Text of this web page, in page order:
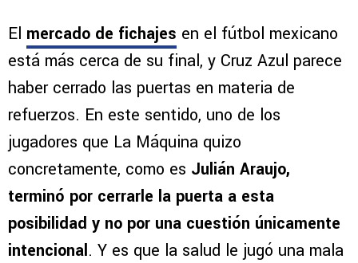
El mercado de fichajes en el fútbol mexicano
está más cerca de su final, y Cruz Azul parece
haber cerrado las puertas en materia de
refuerzos. En este sentido, uno de los
jugadores que La Máquina quizo
concretamente, como es Julián Araujo,
terminó por cerrarle la puerta a esta
posibilidad y no por una cuestión únicamente
intencional. Y es que la salud le jugó una mala